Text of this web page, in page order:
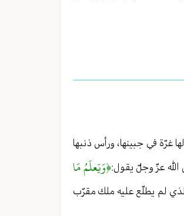
غرّة في جبينها، ورأس ذنبها
الله عزّ وجلّ يقول:﴿وَيَعلَمُ مَا
لم يطلّع عليه ملك مقرّب